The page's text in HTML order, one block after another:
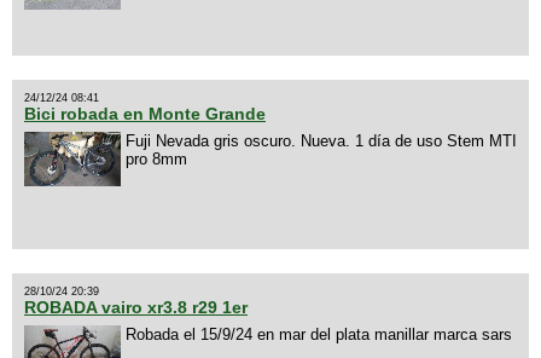
24/12/24 08:41
Bici robada en Monte Grande
Fuji Nevada gris oscuro. Nueva. 1 día de uso Stem MTI
pro 8mm
28/10/24 20:39
ROBADA vairo xr3.8 r29 1er
Robada el 15/9/24 en mar del plata manillar marca sars